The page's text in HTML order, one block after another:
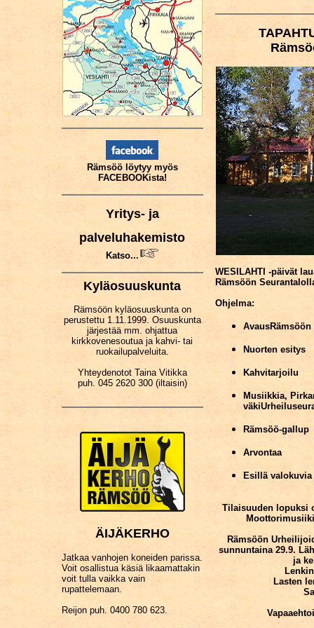
Rämsöö löytyy myös
FACEBOOKista!
Yritys- ja
palveluhakemisto
Katso...
Kyläosuuskunta
Rämsöön kyläosuuskunta on
perustettu 1.11.1999. Osuuskunta
järjestää mm. ohjattua
kirkkovenesoutua ja kahvi- tai
ruokailupalveluita.
Yhteydenotot Taina Vitikka
puh. 045 2620 300 (iltaisin)
ÄIJÄKERHO
Jatkaa vanhojen koneiden parissa.
Voit osallistua käsiä likaamattakin
voit tulla vaikka vain
rupattelemaan.
Reijon puh. 0400 780 623.
WESILAHTI -päivät
Rämsöön
Ohjelma:
Nuorten esitys
Kahvitarjoilu
Musiikkia,
Rämsöö-gallup
Arvontaa
Esillä
Tilaisuuden lopuksi
Rämsöön
sunnuntaina 29.9.
ja
Lasten